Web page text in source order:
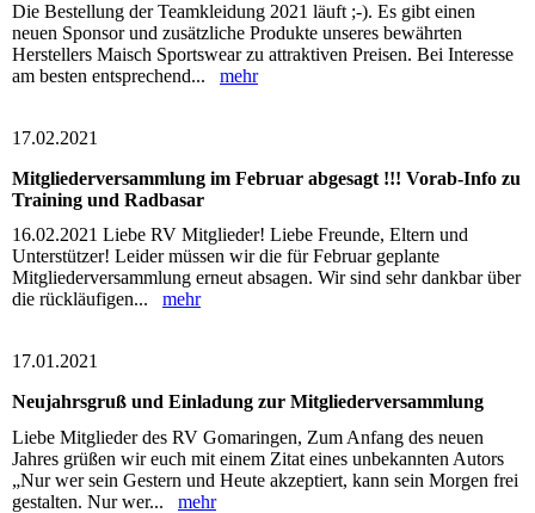
Die Bestellung der Teamkleidung 2021 läuft ;-). Es gibt einen
neuen Sponsor und zusätzliche Produkte unseres bewährten
Herstellers Maisch Sportswear zu attraktiven Preisen. Bei Interesse
am besten entsprechend... mehr
17.02.2021
Mitgliederversammlung im Februar abgesagt !!! Vorab-Info zu
Training und Radbasar
16.02.2021 Liebe RV Mitglieder! Liebe Freunde, Eltern und
Unterstützer! Leider müssen wir die für Februar geplante
Mitgliederversammlung erneut absagen. Wir sind sehr dankbar über
die rückläufigen... mehr
17.01.2021
Neujahrsgruß und Einladung zur Mitgliederversammlung
Liebe Mitglieder des RV Gomaringen, Zum Anfang des neuen
Jahres grüßen wir euch mit einem Zitat eines unbekannten Autors
„Nur wer sein Gestern und Heute akzeptiert, kann sein Morgen frei
gestalten. Nur wer... mehr